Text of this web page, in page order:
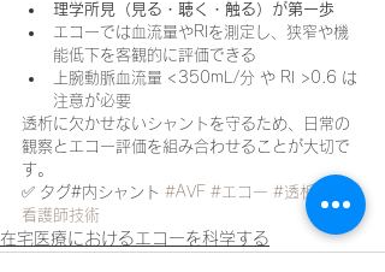
理学所見（見る・聴く・触る）が第一歩
エコーでは血流量やRIを測定し、狭窄や機
能低下を客観的に評価できる
上腕動脈血流量 <350mL/分 や RI >0.6 は
注意が必要
透析に欠かせないシャントを守るため、日常の
観察とエコー評価を組み合わせることが大切で
す。
✅ タグ#内シャント #AVF #エコー #透析管理
#
看護師技術
在宅医療におけるエコーを科学する